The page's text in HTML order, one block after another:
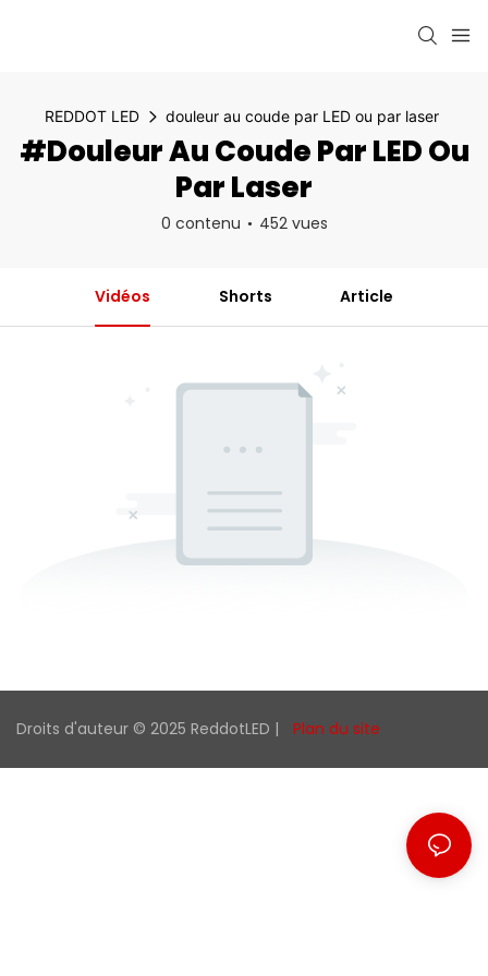
REDDOT LED douleur au coude par LED ou par laser
#douleur Au Coude Par LED Ou
Par Laser
0 contenu 452 vues
Vidéos Shorts Article
Droits d'auteur © 2025 ReddotLED | Plan du site